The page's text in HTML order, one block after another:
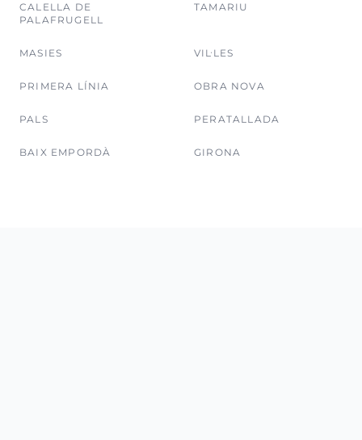
CALELLA DE
PALAFRUGELL
TAMARIU
MASIES VIL·LES
PRIMERA LÍNIA OBRA NOVA
PALS PERATALLADA
BAIX EMPORDÀ GIRONA